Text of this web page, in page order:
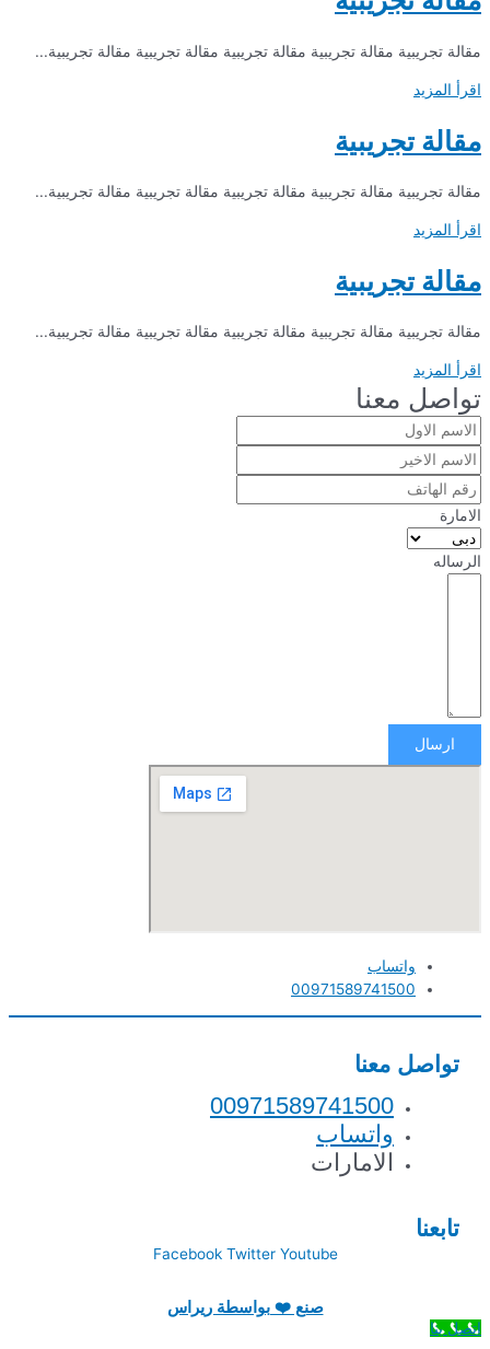
مقالة تجريبية مقالة تجريبية مقالة تجريبية مقالة تجريبية مقالة تجريبية...
اقرأ المزيد
مقالة تجريبية
مقالة تجريبية مقالة تجريبية مقالة تجريبية مقالة تجريبية مقالة تجريبية...
اقرأ المزيد
مقالة تجريبية
مقالة تجريبية مقالة تجريبية مقالة تجريبية مقالة تجريبية مقالة تجريبية...
اقرأ المزيد
تواصل معنا
الامارة
الرساله
ارسال
واتساب
00971589741500
تواصل معنا
00971589741500
واتساب
الامارات
تابعنا
Facebook Twitter Youtube
صنع ❤️ بواسطة ريراس
اتصل بنا